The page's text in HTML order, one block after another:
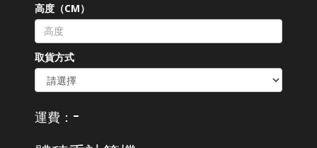
高度（CM）
取貨方式
運費： -